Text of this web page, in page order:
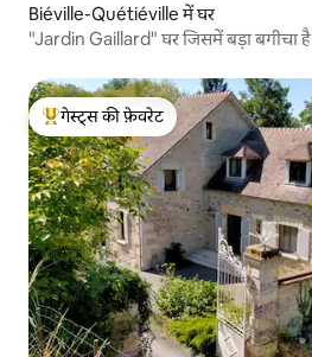
Biéville-Quétiéville में घर
"Jardin Gaillard" घर जिसमें बड़ा बगीचा है
गेस्ट्स का टॉप फ़ेवरेट
गेस्ट्स की फ़ेवरेट